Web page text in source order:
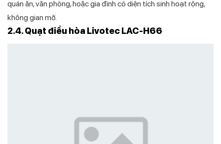
quán ăn, văn phòng, hoặc gia đình có diện tích sinh hoạt rộng,
không gian mở.
2.4. Quạt điều hòa Livotec LAC-H66